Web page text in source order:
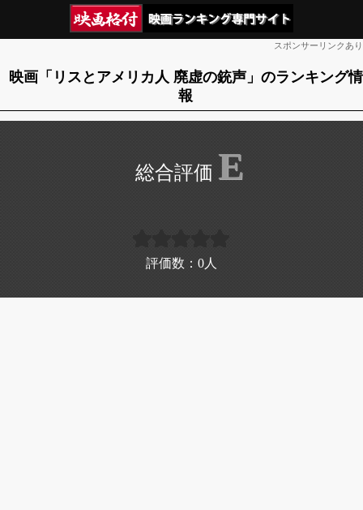
スポンサーリンクあり
映画「リスとアメリカ人 廃虚の銃声」のランキング情
報
E
評価数： 0 人